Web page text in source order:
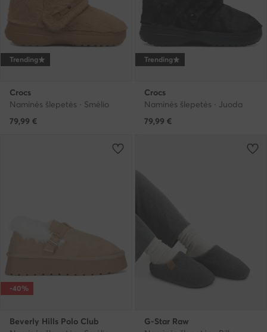
Trending
Crocs
Naminės šlepetės · Smėlio
79,99 €
Trending
Crocs
Naminės šlepetės · Juoda
79,99 €
-40%
Beverly Hills Polo Club
G-Star Raw